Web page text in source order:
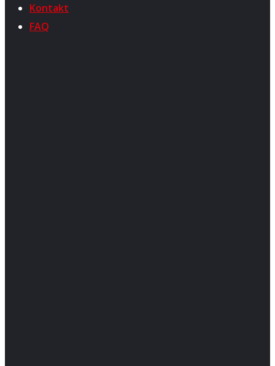
Kontakt
FAQ